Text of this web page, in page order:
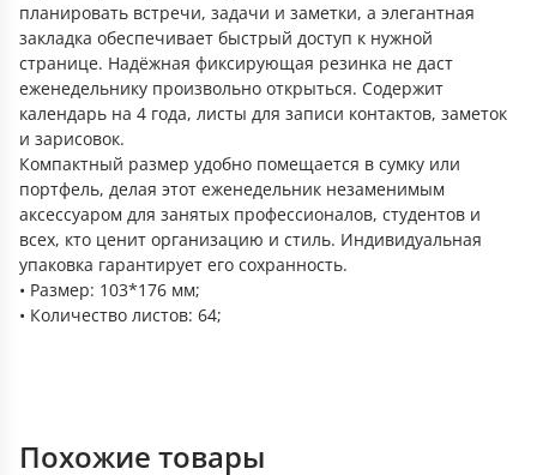
планировать встречи, задачи и заметки, а элегантная
закладка обеспечивает быстрый доступ к нужной
странице. Надёжная фиксирующая резинка не даст
еженедельнику произвольно открыться. Содержит
календарь на 4 года, листы для записи контактов, заметок
и зарисовок.
Компактный размер удобно помещается в сумку или
портфель, делая этот еженедельник незаменимым
аксессуаром для занятых профессионалов, студентов и
всех, кто ценит организацию и стиль. Индивидуальная
упаковка гарантирует его сохранность.
• Размер: 103*176 мм;
• Количество листов: 64;
Похожие товары